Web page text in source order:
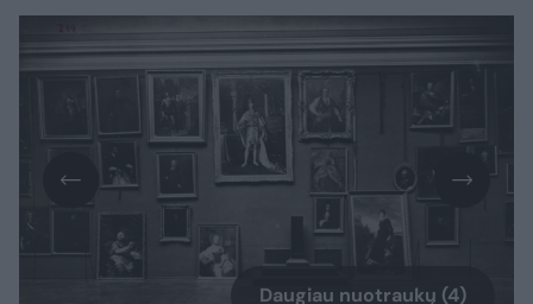
Daugiau nuotraukų (4)